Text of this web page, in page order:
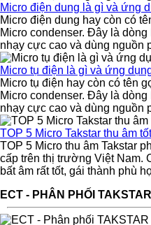
Micro điện dung là gì và ứng
Micro điện dung hay còn có
Micro condenser. Đây là
nhạy cực cao và dùng nguồn
Micro tụ điện là gì và ứng
Micro tụ điện hay còn có tên
Micro condenser. Đây là
nhạy cực cao và dùng nguồn
TOP 5 Micro Takstar thu âm
TOP 5 Micro thu âm Takstar
cấp trên thị trường Việt Nam.
bất âm rất tốt, gái thành phù
ECT - PHÂN PHỐI